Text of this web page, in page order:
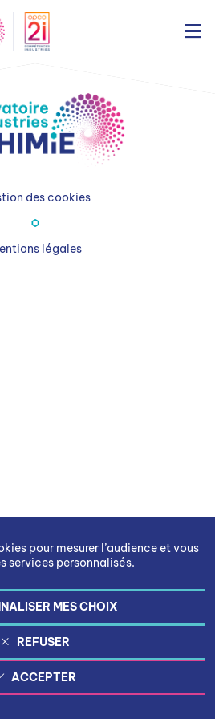
pour mesurer l’audience et vous
services personnalisés.
MES CHOIX
REFUSER
ACCEPTER
des cookies
légales